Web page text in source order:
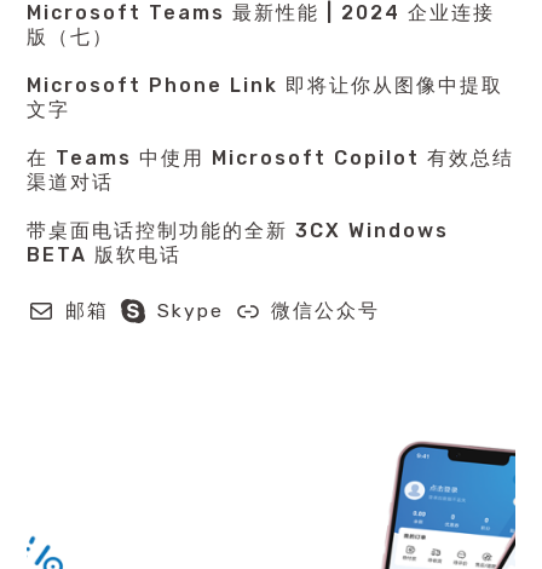
Microsoft Teams 最新性能 | 2024 企业连接
版（七）
Microsoft Phone Link 即将让你从图像中提取
文字
在 Teams 中使用 Microsoft Copilot 有效总结
渠道对话
带桌面电话控制功能的全新 3CX Windows
BETA 版软电话
邮箱 Skype 微信公众号